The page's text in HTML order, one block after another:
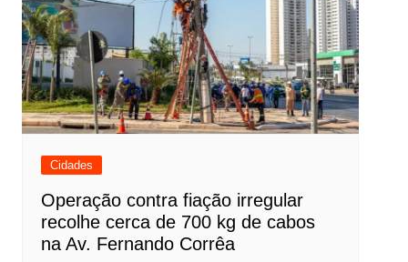
Cidades
Operação contra fiação irregular
recolhe cerca de 700 kg de cabos
na Av. Fernando Corrêa